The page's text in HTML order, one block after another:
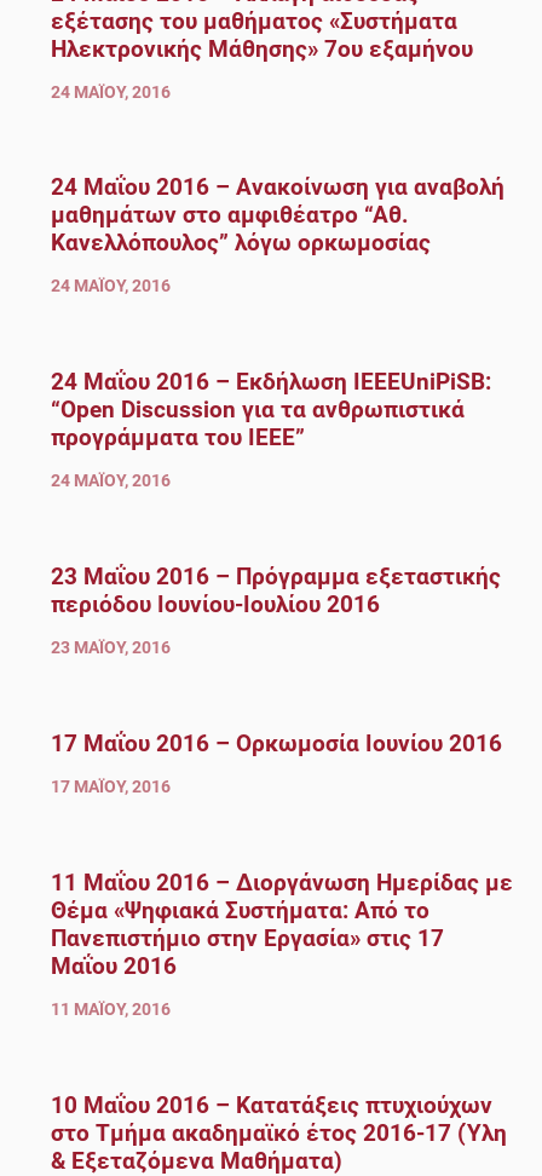
εξέτασης του μαθήματος «Συστήματα
Ηλεκτρονικής Μάθησης» 7ου εξαμήνου
24 ΜΑΪ́ΟΥ, 2016
24 Μαΐου 2016 – Ανακοίνωση για αναβολή
μαθημάτων στο αμφιθέατρο “Αθ.
Κανελλόπουλος” λόγω ορκωμοσίας
24 ΜΑΪ́ΟΥ, 2016
24 Μαΐου 2016 – Εκδήλωση IEEEUniPiSB:
“Open Discussion για τα ανθρωπιστικά
προγράμματα του IEEE”
24 ΜΑΪ́ΟΥ, 2016
23 Μαΐου 2016 – Πρόγραμμα εξεταστικής
περιόδου Ιουνίου-Ιουλίου 2016
23 ΜΑΪ́ΟΥ, 2016
17 Μαΐου 2016 – Ορκωμοσία Ιουνίου 2016
17 ΜΑΪ́ΟΥ, 2016
11 Μαΐου 2016 – Διοργάνωση Ημερίδας με
Θέμα «Ψηφιακά Συστήματα: Από το
Πανεπιστήμιο στην Εργασία» στις 17
Μαΐου 2016
11 ΜΑΪ́ΟΥ, 2016
10 Μαΐου 2016 – Κατατάξεις πτυχιούχων
στο Τμήμα ακαδημαϊκό έτος 2016-17 (Ύλη
& Εξεταζόμενα Μαθήματα)